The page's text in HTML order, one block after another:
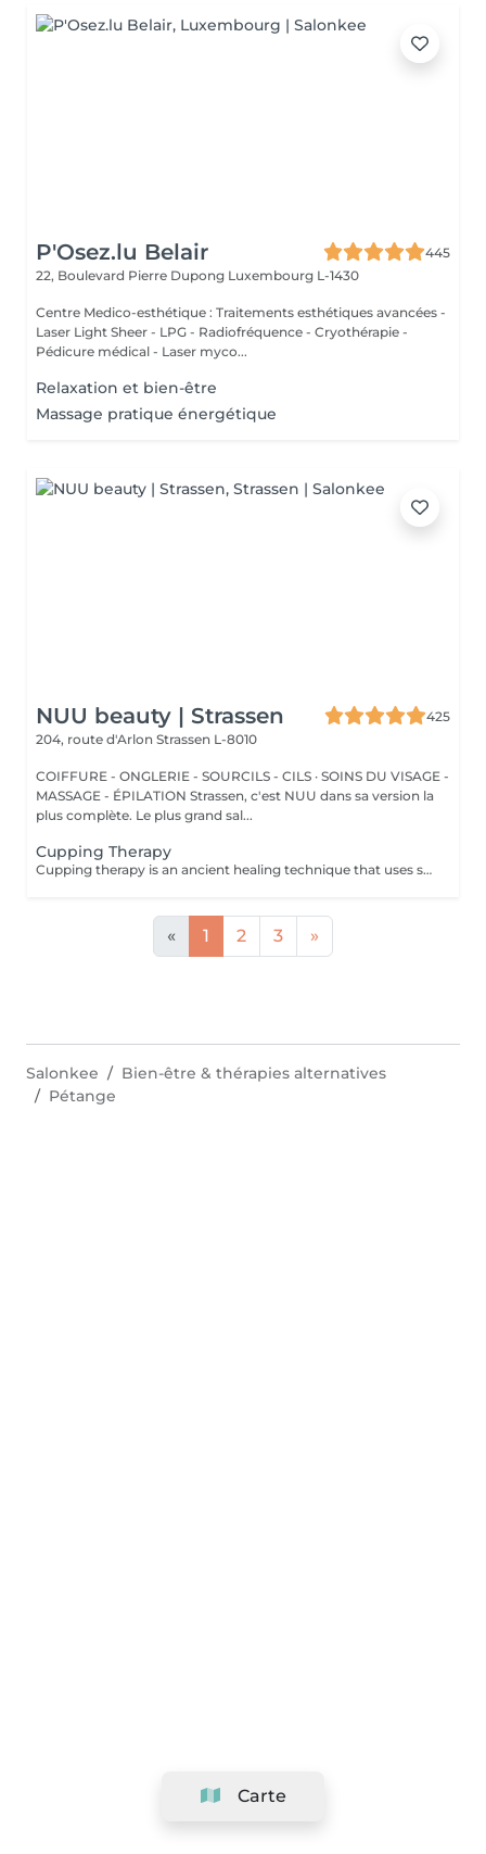
P'Osez.lu Belair
445
22, Boulevard Pierre Dupong Luxembourg L-1430
Centre Medico-esthétique : Traitements esthétiques avancées -
Laser Light Sheer - LPG - Radiofréquence - Cryothérapie -
Pédicure médical - Laser myco...
Relaxation et bien-être
Massage pratique énergétique
NUU beauty | Strassen
425
204, route d'Arlon Strassen L-8010
COIFFURE - ONGLERIE - SOURCILS - CILS · SOINS DU VISAGE -
MASSAGE - ÉPILATION Strassen, c'est NUU dans sa version la
plus complète. Le plus grand sal...
Cupping Therapy
Cupping therapy is an ancient healing technique that uses special cups to create gentle suction on the skin. This suction promotes blood flow, relieves muscle tension, reduces inflammation, and supports deep relaxation. The treatment can help release toxins, improve circulation, and ease chronic pain or stiffness. *Please note that cupping therapy could just be added to a massage service with includes back massage.
« 1 2 3 »
Carte
Salonkee
Bien-être & thérapies alternatives
Pétange